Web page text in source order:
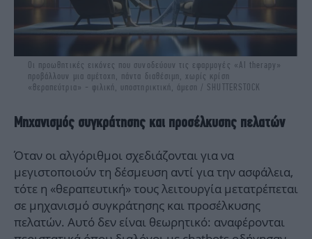
Οι προωθητικές εικόνες που συνοδεύουν τις εφαρμογές «AI therapy»
προβάλλουν μια αμέτοχη, πάντα διαθέσιμη, χωρίς κρίση
«θεραπεύτρια» - φιλική, υποστηρικτική, άμεση / SHUTTERSTOCK
Μηχανισμός συγκράτησης και προσέλκυσης πελατών
Όταν οι αλγόριθμοι σχεδιάζονται για να
μεγιστοποιούν τη δέσμευση αντί για την ασφάλεια,
τότε η «θεραπευτική» τους λειτουργία μετατρέπεται
σε μηχανισμό συγκράτησης και προσέλκυσης
πελατών. Αυτό δεν είναι θεωρητικό: αναφέρονται